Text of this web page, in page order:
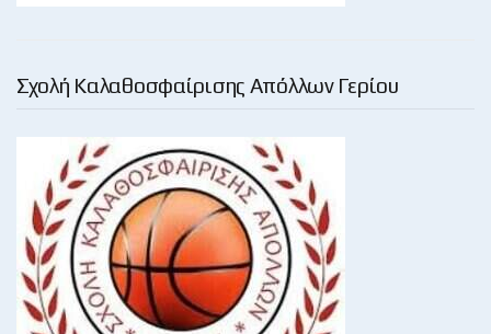
Σχολή Καλαθοσφαίρισης Απόλλων Γερίου